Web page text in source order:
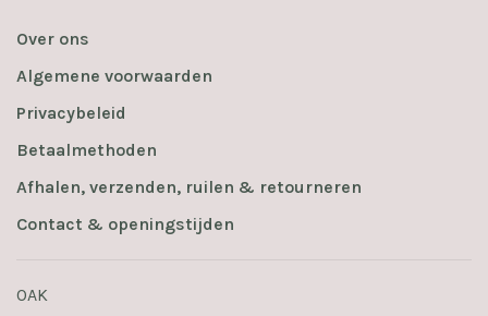
Over ons
Algemene voorwaarden
Privacybeleid
Betaalmethoden
Afhalen, verzenden, ruilen & retourneren
Contact & openingstijden
OAK